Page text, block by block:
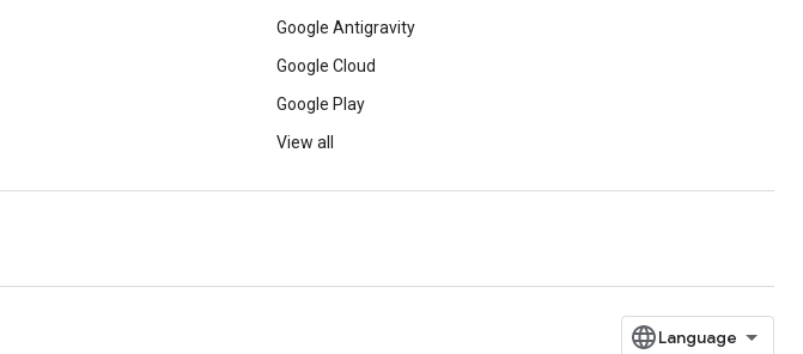
Google Antigravity
Google Cloud
Google Play
View all